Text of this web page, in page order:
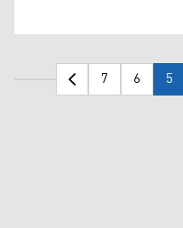
مارس از سر گرفته می‌شود
5
6
7